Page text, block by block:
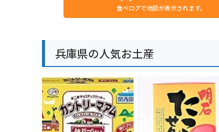
食べログで地図が表示されます。
兵庫県の人気お土産